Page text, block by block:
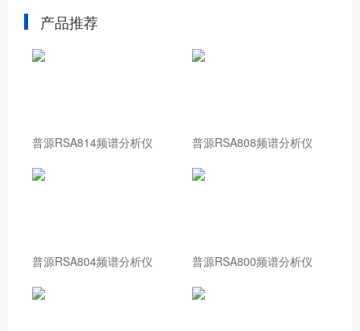
产品推荐
普源RSA814频谱分析仪 普源RSA808频谱分析仪
普源RSA804频谱分析仪 普源RSA800频谱分析仪